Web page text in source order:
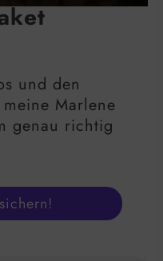
und den
Marlene
genau richtig